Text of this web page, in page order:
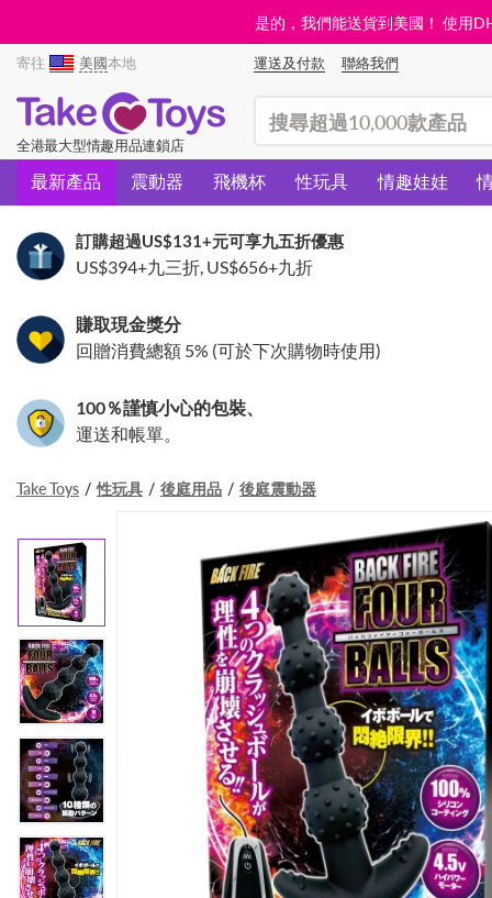
是的，我們能送貨到美國！ 使用
寄往 美國本地 運送及付款 聯絡我們
全港最大型情趣用品連鎖店
最新產品 震動器 飛機杯 性玩具 情趣娃娃
訂購超過US$131+元可享九五折優惠
US$394+九三折, US$656+九折
賺取現金獎分
回贈消費總額 5% (可於下次購物時使用)
100％謹慎小心的包裝、
運送和帳單。
Take Toys 性玩具 後庭用品 後庭震動器